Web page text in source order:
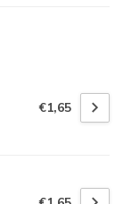
€1,65